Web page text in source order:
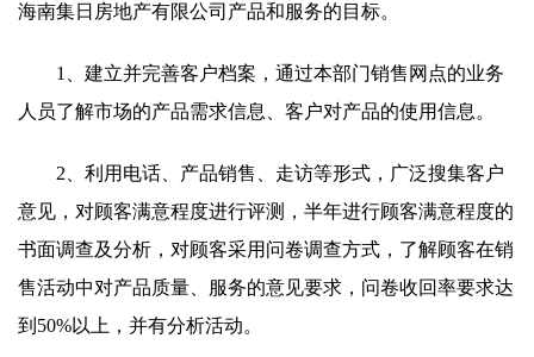
海南集日房地产有限公司产品和服务的目标。
1、建立并完善客户档案，通过本部门销售网点的业务
人员了解市场的产品需求信息、客户对产品的使用信息。
2、利用电话、产品销售、走访等形式，广泛搜集客户
意见，对顾客满意程度进行评测，半年进行顾客满意程度的
书面调查及分析，对顾客采用问卷调查方式，了解顾客在销
售活动中对产品质量、服务的意见要求，问卷收回率要求达
到50%以上，并有分析活动。